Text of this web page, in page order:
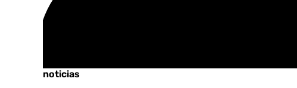
Últimas noticias